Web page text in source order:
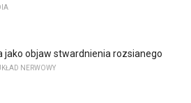
jako objaw stwardnienia rozsianego
NERWOWY